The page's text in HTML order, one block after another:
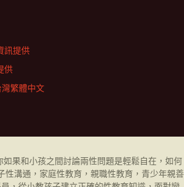
訊提供
供
繁體中文
如果和小孩之間討論兩性問題是輕鬆自在，如何
性溝通 ， 家庭性教育 ， 親職性教育 ， 青少年親善